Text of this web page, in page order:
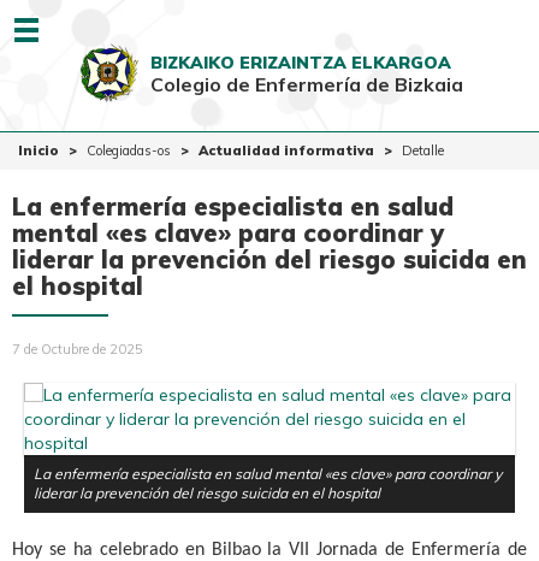
EUSK CAST
Colegiadas-os
Ciudadanía
Ventanilla Única
BIZKAIKO ERIZAINTZA ELKARGOA
Colegio de Enfermería de Bizkaia
Inicio Colegiadas-os Actualidad informativa Detalle
La enfermería especialista en salud
mental «es clave» para coordinar y
liderar la prevención del riesgo suicida en
el hospital
7 de Octubre de 2025
La enfermería especialista en salud mental «es clave» para coordinar y
liderar la prevención del riesgo suicida en el hospital
Hoy se ha celebrado en Bilbao la VII Jornada de Enfermería de